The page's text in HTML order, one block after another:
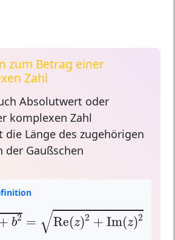
zum Betrag einer
Zahl
Absolutwert oder
komplexen Zahl
die Länge des zugehörigen
der Gaußschen
b2 = √Re(z)2 + Im(z)2
+b2 (z)2+Im(z)2